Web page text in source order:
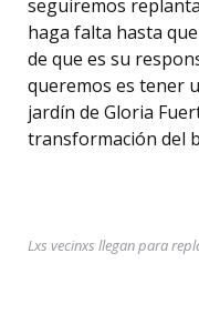
seguiremos
haga falta hasta
de que es su
queremos es tener
jardín de Gloria
transformación del
Lxs vecinxs llegan para